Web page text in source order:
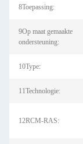
8Toepassing:
9Op maat gemaakte
ondersteuning:
10Type:
11Technologie:
12RCM-RAS: